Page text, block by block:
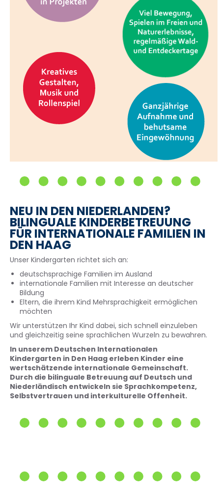
NEU IN DEN NIEDERLANDEN?
BILINGUALE KINDERBETREUUNG
FÜR INTERNATIONALE FAMILIEN IN
DEN HAAG
Unser Kindergarten richtet sich an:
deutschsprachige Familien im Ausland
internationale Familien mit Interesse an deutscher
Bildung
Eltern, die ihrem Kind Mehrsprachigkeit ermöglichen
möchten
Wir unterstützen Ihr Kind dabei, sich schnell einzuleben
und gleichzeitig seine sprachlichen Wurzeln zu bewahren.
In unserem Deutschen Internationalen
Kindergarten in Den Haag erleben Kinder eine
wertschätzende internationale Gemeinschaft.
Durch die bilinguale Betreuung auf Deutsch und
Niederländisch entwickeln sie Sprachkompetenz,
Selbstvertrauen und interkulturelle Offenheit.